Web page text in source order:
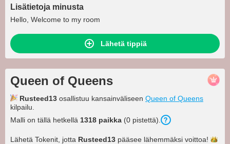
Lisätietoja minusta
Hello, Welcome to my room
Lähetä tippiä
Queen of Queens
Rusteed13 osallistuu kansainväliseen Queen of Queens
kilpailu.
Malli on tällä hetkellä 1318 paikka (0 pistettä).
Lähetä Tokenit, jotta Rusteed13 pääsee lähemmäksi voittoa!